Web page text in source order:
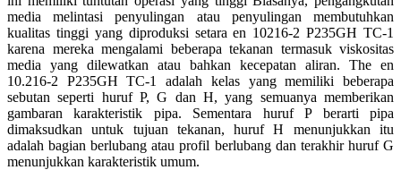
media melintasi penyulingan atau penyulingan membutuhkan
kualitas tinggi yang diproduksi setara en 10216-2 P235GH TC-1
karena mereka mengalami beberapa tekanan termasuk viskositas
media yang dilewatkan atau bahkan kecepatan aliran. The en
10.216-2 P235GH TC-1 adalah kelas yang memiliki beberapa
sebutan seperti huruf P, G dan H, yang semuanya memberikan
gambaran karakteristik pipa. Sementara huruf P berarti pipa
dimaksudkan untuk tujuan tekanan, huruf H menunjukkan itu
adalah bagian berlubang atau profil berlubang dan terakhir huruf G
menunjukkan karakteristik umum.